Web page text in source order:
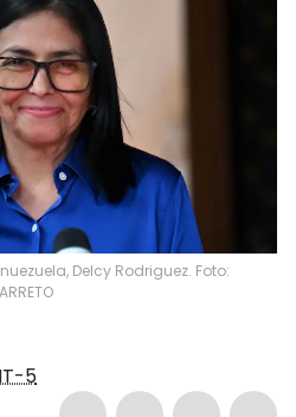
Delcy Rodriguez. Foto:
5